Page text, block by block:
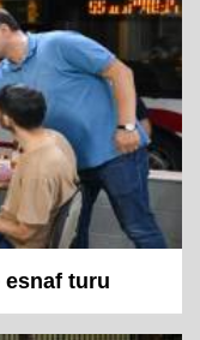
esnaf turu